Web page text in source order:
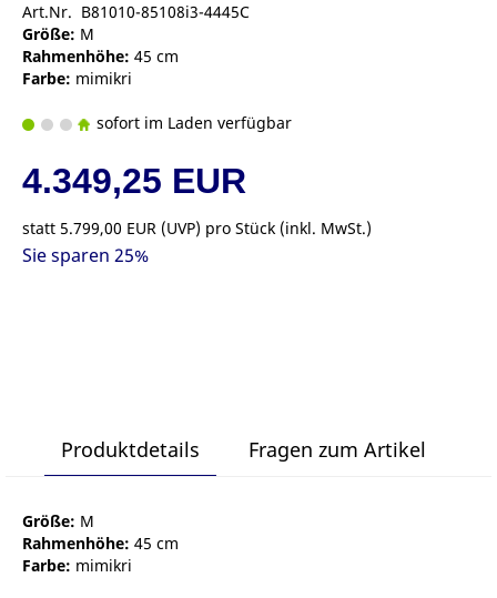
Art.Nr. B81010-85108i3-4445C
Größe: M
Rahmenhöhe: 45 cm
Farbe: mimikri
sofort im Laden verfügbar
4.349,25 EUR
statt 5.799,00 EUR (UVP) pro Stück (inkl. MwSt.)
Sie sparen 25%
Produktdetails Fragen zum Artikel
Größe: M
Rahmenhöhe: 45 cm
Farbe: mimikri